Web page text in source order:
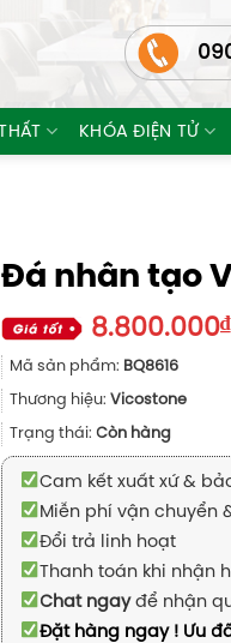
KHÓA ĐIỆN TỬ
Đá nhân tạo
8.800.000₫
Mã sản phẩm: BQ8616
Thương hiệu: Vicostone
Trạng thái: Còn hàng
Cam kết xuất xứ &
Miễn phí vận chuyển
Đổi trả linh hoạt
Thanh toán khi nhận
Chat ngayđể nhận
Đặt hàng ngay ! Ưu